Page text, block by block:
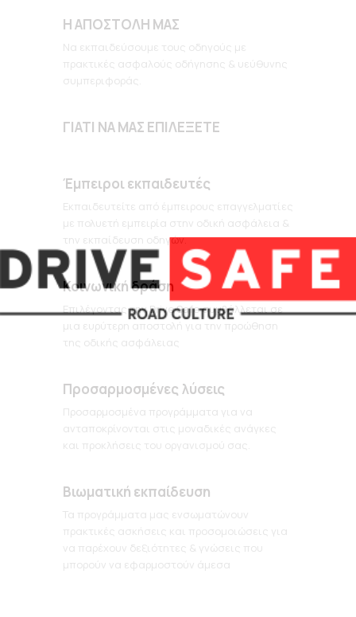
Η ΑΠΟΣΤΟΛΗ ΜΑΣ
Να εκπαιδεύσουμε τους οδηγούς με
πρακτικές ασφαλούς οδήγησης & υεύθυνης
συμπεριφοράς.
ΓΙΑΤΙ ΝΑ ΜΑΣ ΕΠΙΛΕΞΕΤΕ
Έμπειροι εκπαιδευτές
Εκπαιδευτείτε από έμπειρους επαγγελματίες
με πολυετή εμπειρία στην οδική ασφάλεια &
την εκπαίδευση οδηγών.
Κοινωνική δράση
Επιλέγοντας την Drive Safe συμβάλλεται σε
μια ευρύτερη αποστολή για την προώθηση
της οδικής ασφάλειας
Προσαρμοσμένες λύσεις
Προσαρμοσμένα προγράμματα για να
ανταποκρίνονται στις μοναδικές ανάγκες
και προκλήσεις του οργανισμού σας.
Βιωματική εκπαίδευση
Τα προγράμματα μας ενσωματώνουν
πρακτικές ασκήσεις και προσομοιώσεις για
να παρέχουν δεξιότητες & γνώσεις που
μπορούν να εφαρμοστούν άμεσα